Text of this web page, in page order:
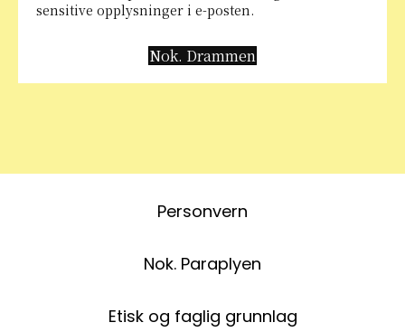
sensitive opplysninger i e-posten.
Nok. Drammen
Personvern
Nok. Paraplyen
Etisk og faglig grunnlag